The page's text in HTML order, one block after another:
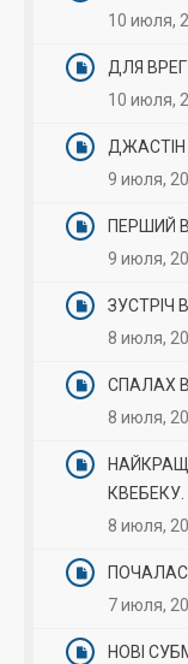
10 июля,
ДЛЯ
10 июля,
ДЖАСТІН
9 июля,
ПЕРШИЙ
9 июля,
ЗУСТРІЧ
8 июля,
СПАЛАХ
8 июля,
КВЕБЕКУ.
8 июля,
7 июля,
НОВІ